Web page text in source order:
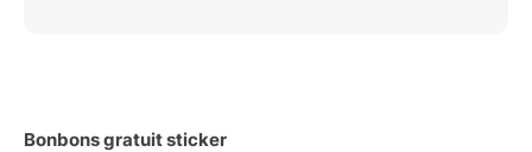
Bonbons gratuit sticker